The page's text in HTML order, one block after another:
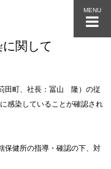
MENU
関して
田町、社長：冨山 隆）の従
感染していることが確認され
保健所の指導・確認の下、対